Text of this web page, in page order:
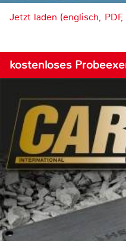
Jetzt laden (englisch, PDF,
kostenloses